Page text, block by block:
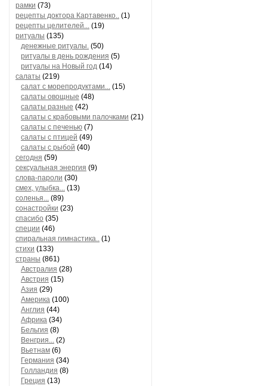
рамки (73)
рецепты доктора Картавенко.. (1)
рецепты целителей... (19)
ритуалы (135)
денежные ритуалы. (50)
ритуалы в день рождения (5)
ритуалы на Новый год (14)
салаты (219)
салат с морепродуктами... (15)
салаты овощные (48)
салаты разные (42)
салаты с крабовыми палочками (21)
салаты с печенью (7)
салаты с птицей (49)
салаты с рыбой (40)
сегодня (59)
сексуальная энергия (9)
слова-пароли (30)
смех, улыбка... (13)
соленья... (89)
сонастройки (23)
спасибо (35)
специи (46)
спиральная гимнастика.. (1)
стихи (133)
страны (861)
Австралия (28)
Австрия (15)
Азия (29)
Америка (100)
Англия (44)
Африка (34)
Бельгия (8)
Венгрия... (2)
Вьетнам (6)
Германия (34)
Голландия (8)
Греция (13)